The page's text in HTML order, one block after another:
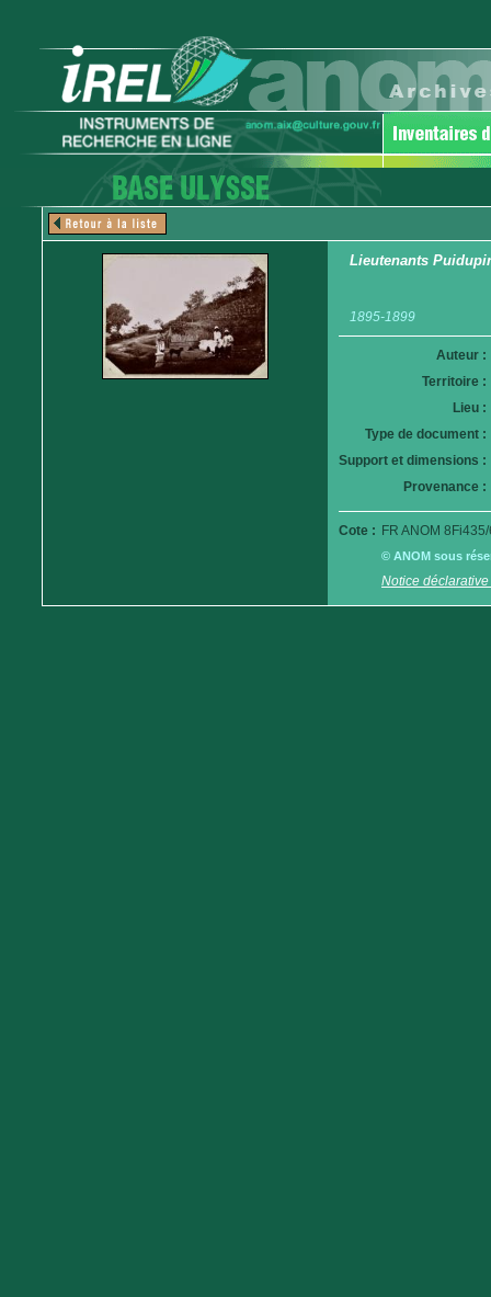
Lieutenants
1895-1899
Auteur :
Territoire :
Lieu :
Type de document :
Support et dimensions :
Provenance :
Cote : FR ANOM
© ANOM sous
Notice